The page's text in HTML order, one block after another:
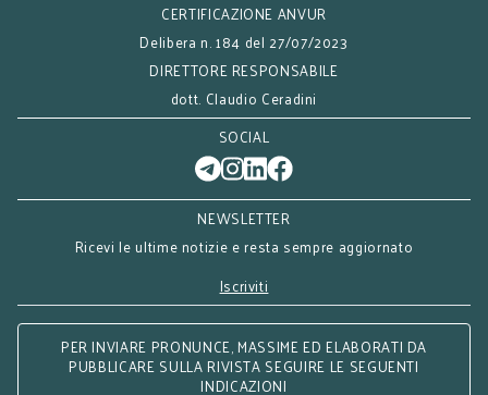
CERTIFICAZIONE ANVUR
Delibera n. 184 del 27/07/2023
DIRETTORE RESPONSABILE
dott. Claudio Ceradini
SOCIAL
NEWSLETTER
Ricevi le ultime notizie e resta sempre aggiornato
Iscriviti
PER INVIARE PRONUNCE, MASSIME ED ELABORATI DA
PUBBLICARE SULLA RIVISTA SEGUIRE LE SEGUENTI
INDICAZIONI